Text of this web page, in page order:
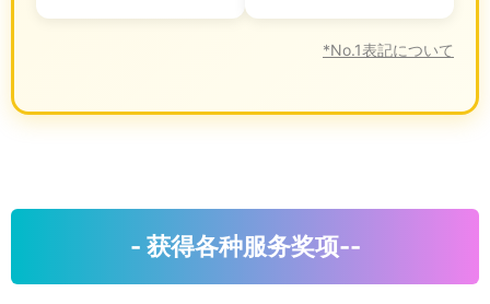
*No.1表記について
- 获得各种服务奖项--